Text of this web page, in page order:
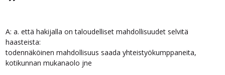
A: a. että hakijalla on taloudelliset mahdollisuudet selvitä
haasteista:
todennäköinen mahdollisuus saada yhteistyökumppaneita,
kotikunnan mukanaolo jne